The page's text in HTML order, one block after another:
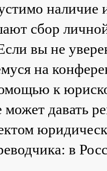
наличие
сбор
вы не
на
к
давать
в